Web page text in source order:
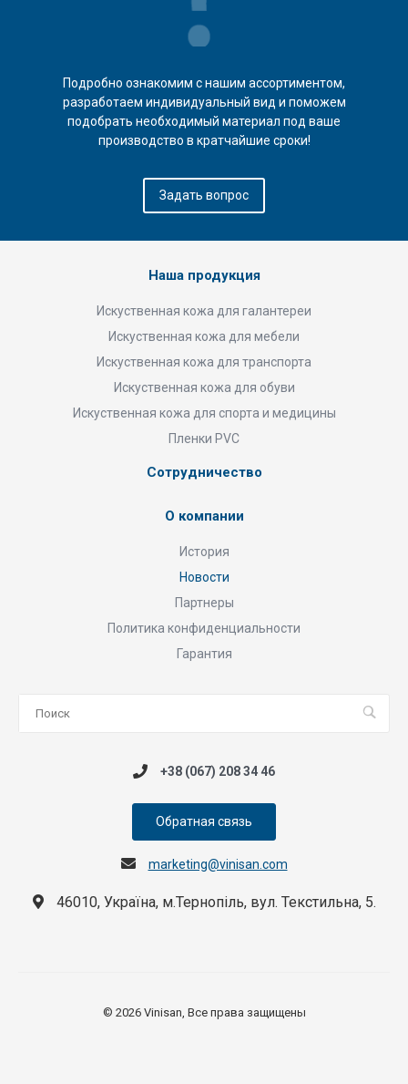
Подробно ознакомим с нашим ассортиментом,
разработаем индивидуальный вид и поможем
подобрать необходимый материал под ваше
производство в кратчайшие сроки!
Задать вопрос
Наша продукция
Искуственная кожа для галантереи
Искуственная кожа для мебели
Искуственная кожа для транспорта
Искуственная кожа для обуви
Искуственная кожа для спорта и медицины
Пленки PVC
Сотрудничество
О компании
История
Новости
Партнеры
Политика конфиденциальности
Гарантия
+38 (067) 208 34 46
Обратная связь
marketing@vinisan.com
46010, Україна, м.Тернопіль, вул. Текстильна, 5.
© 2026 Vinisan, Все права защищены